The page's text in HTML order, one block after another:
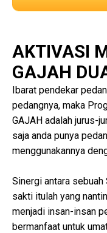
AKTIVASI
GAJAH
Ibarat pendekar
pedangnya, maka
GAJAH adalah jurus-
saja anda punya
menggunakannya
Sinergi antara sebuah
sakti itulah yang
menjadi insan-insan
bermanfaat untuk